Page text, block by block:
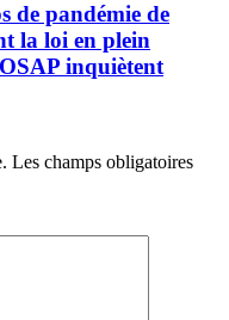
de pandémie de
la loi en plein
inquiètent
Les champs obligatoires